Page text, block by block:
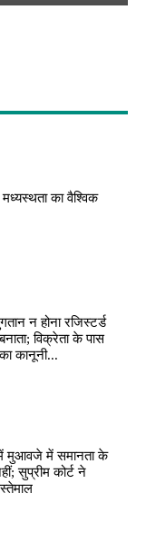
मध्यस्थता का वैश्विक
न होना रजिस्टर्ड
विक्रेता के पास
कानूनी...
मुआवजे में समानता के
सुप्रीम कोर्ट ने